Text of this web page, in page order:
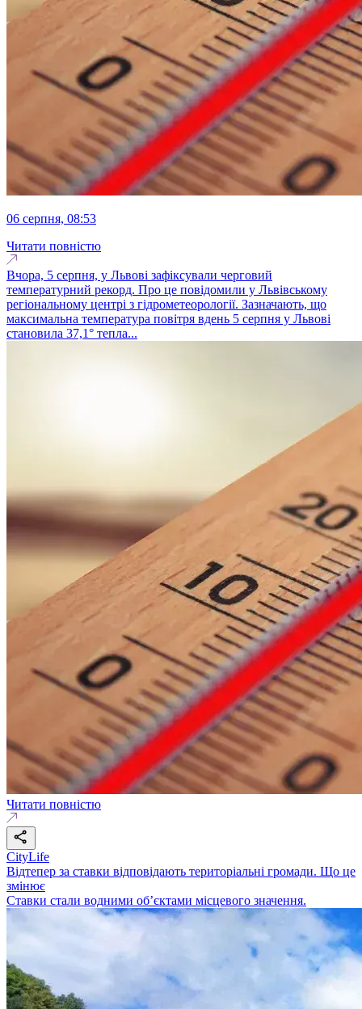
06 серпня, 08:53
Читати повністю
Вчора, 5 серпня, у Львові зафіксували черговий
температурний рекорд. Про це повідомили у Львівському
регіональному центрі з гідрометеорології. Зазначають, що
максимальна температура повітря вдень 5 серпня у Львові
становила 37,1° тепла...
Читати повністю
CityLife
Відтепер за ставки відповідають територіальні громади. Що це
змінює
Ставки стали водними об’єктами місцевого значення.